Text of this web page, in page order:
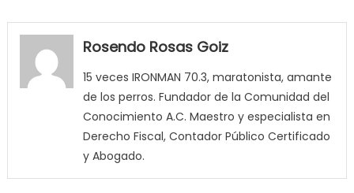
Rosendo Rosas Goiz
15 veces IRONMAN 70.3, maratonista, amante
de los perros. Fundador de la Comunidad del
Conocimiento A.C. Maestro y especialista en
Derecho Fiscal, Contador Público Certificado
y Abogado.